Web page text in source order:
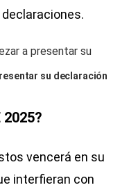
su declaración
2025?
vencerá en su
interfieran con